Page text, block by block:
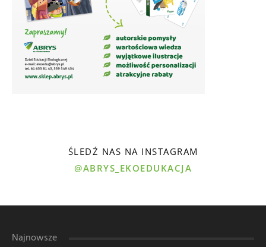
ŚLEDŹ NAS NA INSTAGRAM
@ABRYS_EKOEDUKACJA
Najnowsze